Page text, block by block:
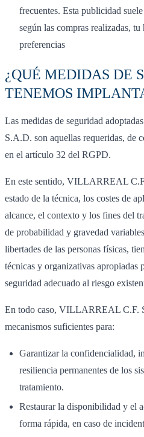
frecuentes. Esta publicidad
según las compras realizadas,
preferencias
¿QUÉ MEDIDAS DE
TENEMOS
Las medidas de seguridad
S.A.D. son aquellas requeridas, de
en el artículo 32 del RGPD.
En este sentido, VILLARREAL
estado de la técnica, los costes de
alcance, el contexto y los fines del
de probabilidad y gravedad
libertades de las personas físicas,
técnicas y organizativas apropiadas
seguridad adecuado al riesgo
En todo caso, VILLARREAL C.F.
mecanismos suficientes para:
Garantizar la confidencialidad,
resiliencia permanentes de los
tratamiento.
Restaurar la disponibilidad y el
forma rápida, en caso de